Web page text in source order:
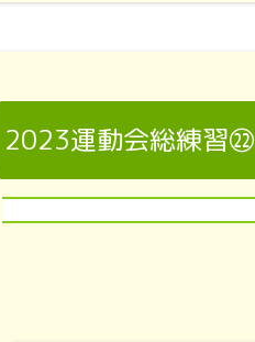
2023運動会総練習㉒